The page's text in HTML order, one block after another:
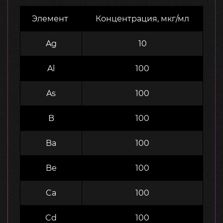
Элемент Концентрация, мкг/мл
Ag 10
Al 100
As 100
B 100
Ba 100
Be 100
Ca 100
Cd 100